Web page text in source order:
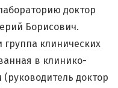
доктор
Борисович.
группа клинических
в клинико-
доктор